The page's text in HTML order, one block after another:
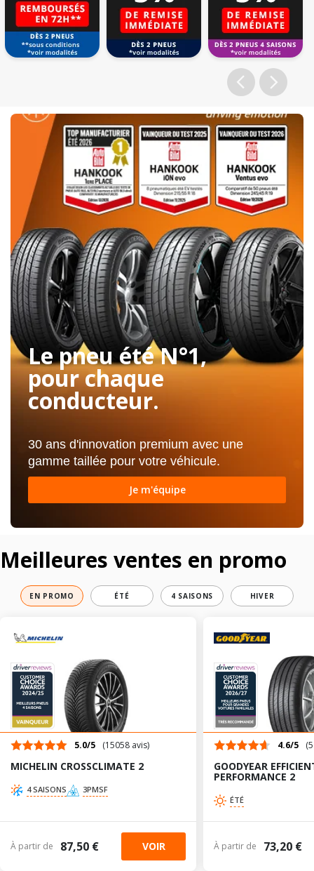
Le pneu été N°1,
pour chaque
conducteur.
30 ans d'innovation premium avec une
gamme taillée pour votre véhicule.
Je m'équipe
Meilleures ventes en promo
EN PROMO ÉTÉ 4 SAISONS HIVER
5.0/5 (15058 avis)
MICHELIN CROSSCLIMATE 2
4 SAISONS 3PMSF
À partir de 87,50 € VOIR
4.6/5
GOODYEAR
PERFORMANCE 2
ÉTÉ
À partir de 73,20 €